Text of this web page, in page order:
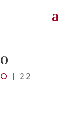
| 22